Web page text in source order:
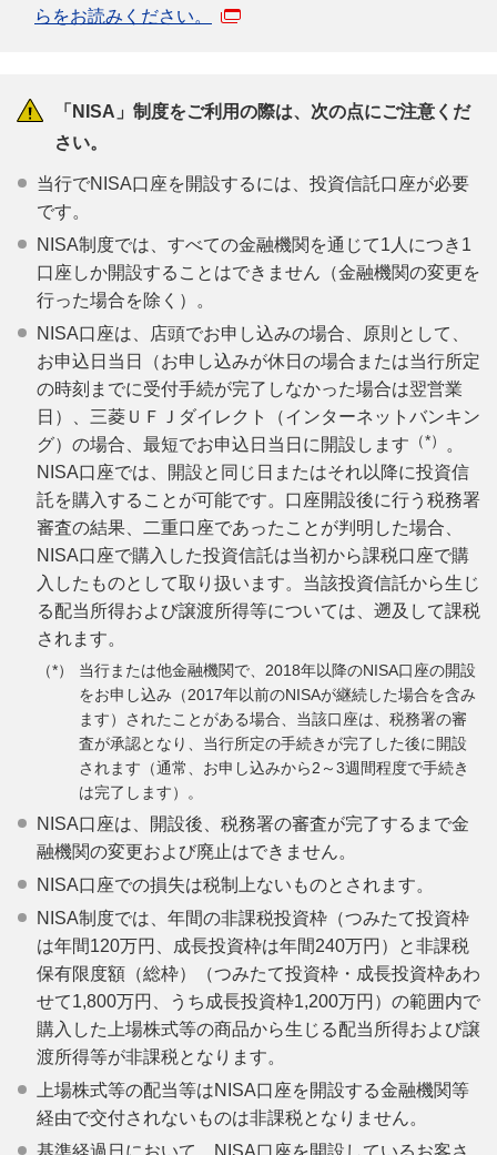
らをお読みください。
「NISA」制度をご利用の際は、次の点にご注意くだ
さい。
当行でNISA口座を開設するには、投資信託口座が必要
です。
NISA制度では、すべての金融機関を通じて1人につき1
口座しか開設することはできません（金融機関の変更を
行った場合を除く）。
NISA口座は、店頭でお申し込みの場合、原則として、
お申込日当日（お申し込みが休日の場合または当行所定
の時刻までに受付手続が完了しなかった場合は翌営業
日）、三菱ＵＦＪダイレクト（インターネットバンキン
グ）の場合、最短でお申込日当日に開設します （*）
。
NISA口座では、開設と同じ日またはそれ以降に投資信
託を購入することが可能です。口座開設後に行う税務署
審査の結果、二重口座であったことが判明した場合、
NISA口座で購入した投資信託は当初から課税口座で購
入したものとして取り扱います。当該投資信託から生じ
る配当所得および譲渡所得等については、遡及して課税
されます。
当行または他金融機関で、2018年以降のNISA口座の開設
をお申し込み（2017年以前のNISAが継続した場合を含み
ます）されたことがある場合、当該口座は、税務署の審
査が承認となり、当行所定の手続きが完了した後に開設
されます（通常、お申し込みから2～3週間程度で手続き
は完了します）。
NISA口座は、開設後、税務署の審査が完了するまで金
融機関の変更および廃止はできません。
NISA口座での損失は税制上ないものとされます。
NISA制度では、年間の非課税投資枠（つみたて投資枠
は年間120万円、成長投資枠は年間240万円）と非課税
保有限度額（総枠）（つみたて投資枠・成長投資枠あわ
せて1,800万円、うち成長投資枠1,200万円）の範囲内で
購入した上場株式等の商品から生じる配当所得および譲
渡所得等が非課税となります。
上場株式等の配当等はNISA口座を開設する金融機関等
経由で交付されないものは非課税となりません。